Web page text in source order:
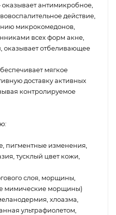
антимикробное,
действие,
микрокомедонов,
всех форм акне,
оказывает отбеливающее
мягкое
доставку активных
контролируемое
пигментные изменения,
тусклый цвет кожи,
слоя, морщины,
мимические морщины)
хлоазма,
ультрафиолетом,